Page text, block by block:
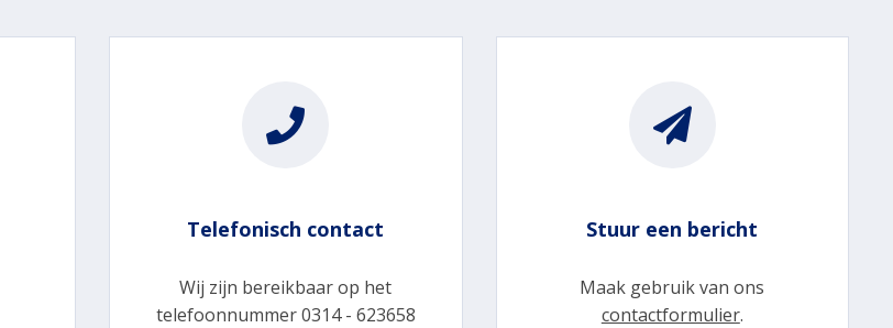
Telefonisch contact
Wij zijn bereikbaar op het
telefoonnummer 0314 - 623658
Stuur een bericht
Maak gebruik van ons
contactformulier.